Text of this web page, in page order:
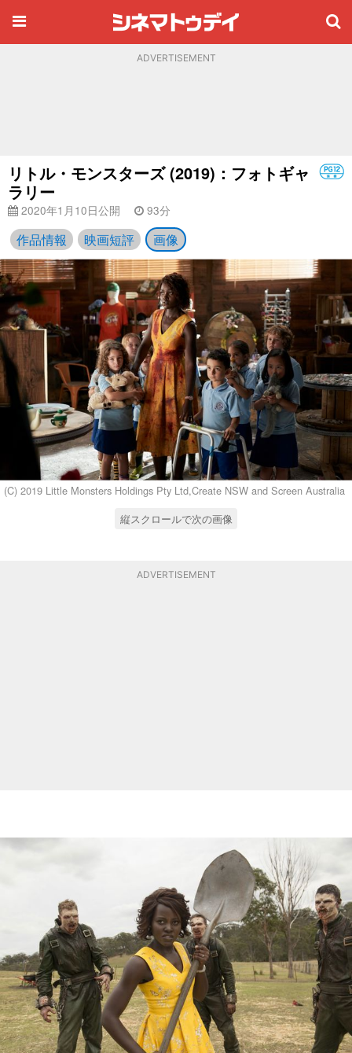
ADVERTISEMENT
リトル・モンスターズ (2019)：フォトギャ
ラリー
2020年1月10日公開 93分
作品情報 映画短評 画像
(C) 2019 Little Monsters Holdings Pty Ltd,Create NSW and Screen Australia
縦スクロールで次の画像
ADVERTISEMENT